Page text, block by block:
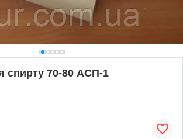
спирту 70-80 АСП-1